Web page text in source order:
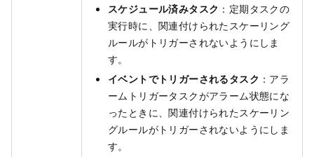
スケジュール済みタスク ：定期タスクの
実行時に、関連付けられたスケーリング
ルールがトリガーされないようにしま
す。
イベントでトリガーされるタスク ：アラ
ームトリガータスクがアラーム状態にな
ったときに、関連付けられたスケーリン
グルールがトリガーされないようにしま
す。